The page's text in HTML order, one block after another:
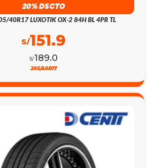
20% DSCTO
40R17 LUXOTIK OX-2 84H BL 4PR TL
S/189.0
S/151.9
205/40R17